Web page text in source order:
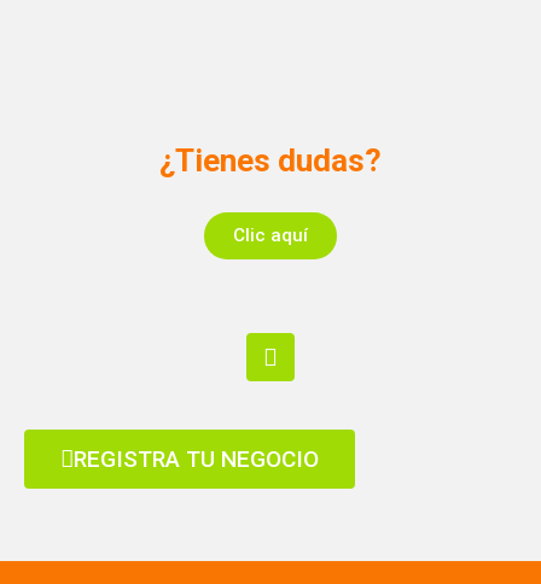
¿Tienes dudas?
Clic aquí
REGISTRA TU NEGOCIO